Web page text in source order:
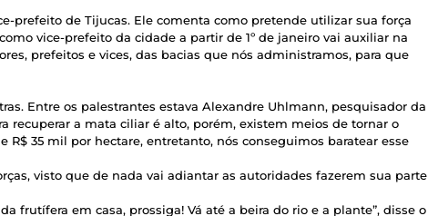
prefeito de Tijucas. Ele comenta como pretende utilizar sua força
vice-prefeito da cidade a partir de 1º de janeiro vai auxiliar na
prefeitos e vices, das bacias que nós administramos, para que
Entre os palestrantes estava Alexandre Uhlmann, pesquisador da
recuperar a mata ciliar é alto, porém, existem meios de tornar o
35 mil por hectare, entretanto, nós conseguimos baratear esse
visto que de nada vai adiantar as autoridades fazerem sua parte
frutífera em casa, prossiga! Vá até a beira do rio e a plante”, disse o